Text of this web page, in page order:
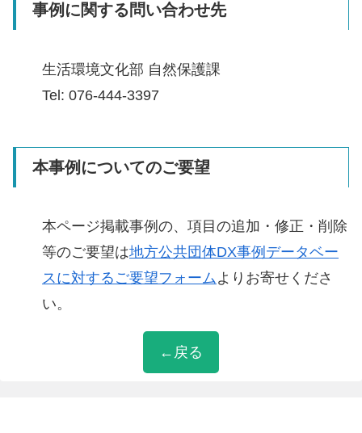
←戻る
事例に関する問い合わせ先
生活環境文化部 自然保護課
Tel: 076-444-3397
本事例についてのご要望
本ページ掲載事例の、項目の追加・修正・削除
等のご要望は地方公共団体DX事例データベー
スに対するご要望フォーム よりお寄せくださ
い。